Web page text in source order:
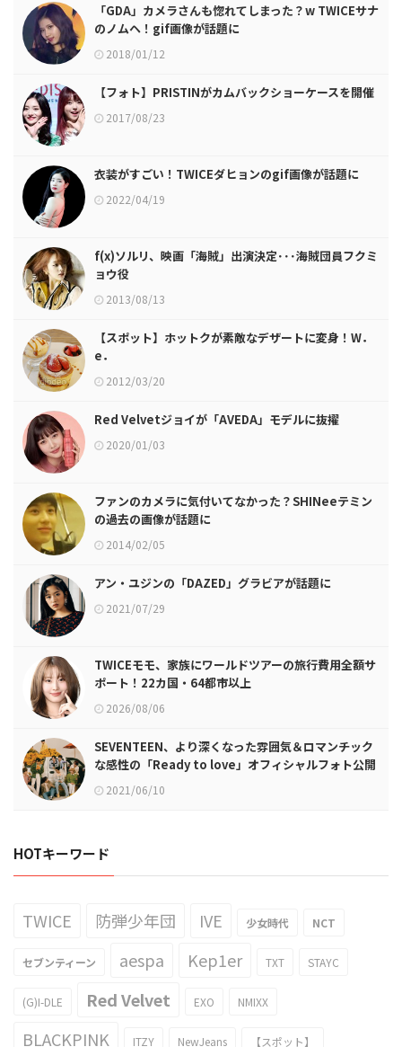
「GDA」カメラさんも惚れてしまった？w TWICEサナ
のノムヘ！gif画像が話題に
2018/01/12
【フォト】PRISTINがカムバックショーケースを開催
2017/08/23
衣装がすごい！TWICEダヒョンのgif画像が話題に
2022/04/19
f(x)ソルリ、映画「海賊」出演決定･･･海賊団員フクミ
ョウ役
2013/08/13
【スポット】ホットクが素敵なデザートに変身！W．
e．
2012/03/20
Red Velvetジョイが「AVEDA」モデルに抜擢
2020/01/03
ファンのカメラに気付いてなかった？SHINeeテミン
の過去の画像が話題に
2014/02/05
アン・ユジンの「DAZED」グラビアが話題に
2021/07/29
TWICEモモ、家族にワールドツアーの旅行費用全額サ
ポート！22カ国・64都市以上
2026/08/06
SEVENTEEN、より深くなった雰囲気＆ロマンチック
な感性の「Ready to love」オフィシャルフォト公開
2021/06/10
HOTキーワード
TWICE 防弾少年団 IVE 少女時代 NCT
セブンティーン aespa Kep1er TXT STAYC
(G)I-DLE Red Velvet EXO NMIXX
BLACKPINK ITZY NewJeans 【スポット】